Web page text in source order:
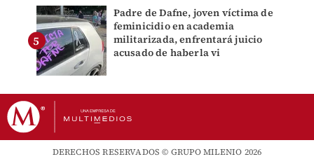
Padre de Dafne, joven víctima de
feminicidio en academia
militarizada, enfrentará juicio
acusado de haberla vi
DERECHOS RESERVADOS © GRUPO MILENIO 2026